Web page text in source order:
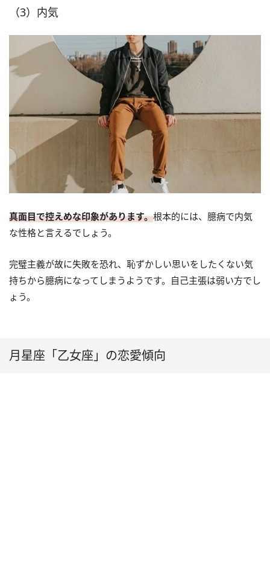
（3）内気
真面目で控えめな印象があります。根本的には、臆病で内気
な性格と言えるでしょう。
完璧主義が故に失敗を恐れ、恥ずかしい思いをしたくない気
持ちから臆病になってしまうようです。自己主張は弱い方でし
ょう。
月星座「乙女座」の恋愛傾向